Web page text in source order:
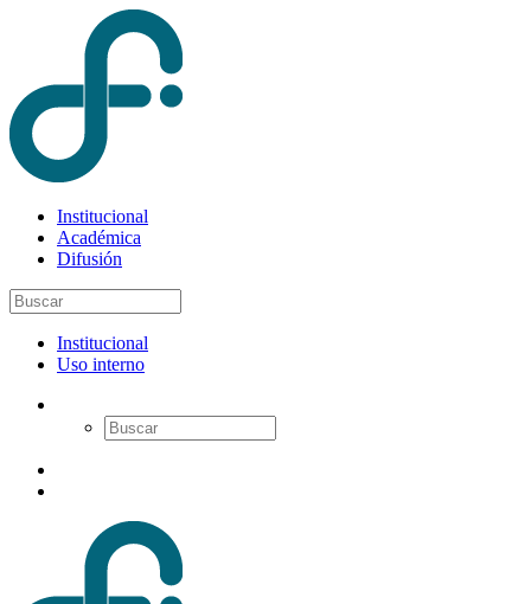
Institucional
Académica
Difusión
Institucional
Uso interno